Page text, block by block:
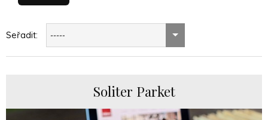
Seřadit: -----
Soliter Parket